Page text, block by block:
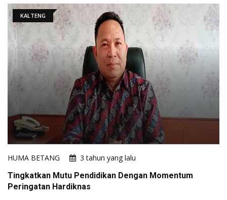
KALTENG
HUMA BETANG
3 tahun yang lalu
Tingkatkan Mutu Pendidikan Dengan Momentum
Peringatan Hardiknas